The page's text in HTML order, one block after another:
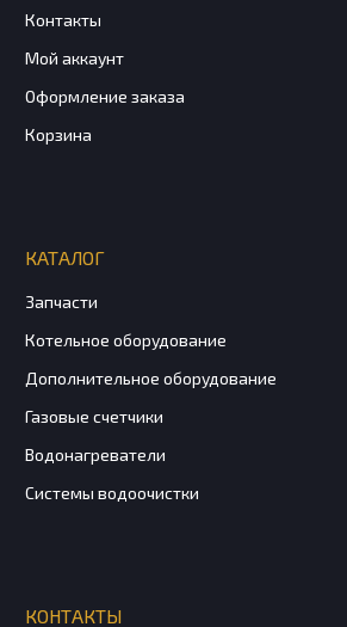
Контакты
Мой аккаунт
Оформление заказа
Корзина
КАТАЛОГ
Запчасти
Котельное оборудование
Дополнительное оборудование
Газовые счетчики
Водонагреватели
Системы водоочистки
КОНТАКТЫ